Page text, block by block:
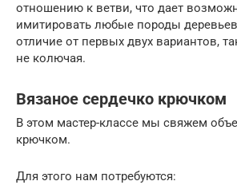
отношению к ветви, что дает
имитировать любые породы
отличие от первых двух вариантов,
не колючая.
Вязаное сердечко крючком
В этом мастер-классе мы свяжем
крючком.
Для этого нам потребуются: